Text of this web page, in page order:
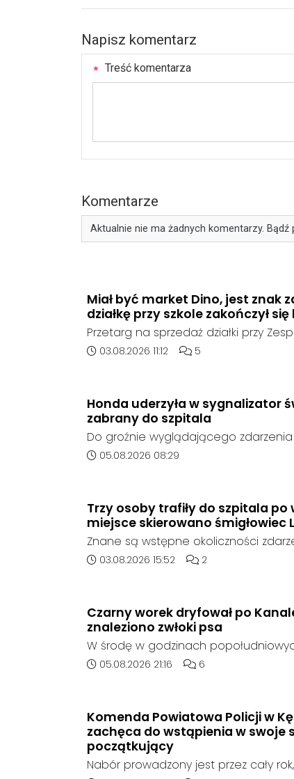
Napisz komentarz
Treść komentarza
Komentarze
Aktualnie nie ma żadnych komentarzy.
Miał być market Dino, jest znak
działkę przy szkole zakończył
Przetarg na sprzedaż działki przy
Ogólnokształcących w Kędzierzynie-
oferent.
Data dodania artykułu:
03.08.2026 11:12 Liczba komentarzy
5
Honda uderzyła w sygnalizator
zabrany do szpitala
Do groźnie wyglądającego
środę rano w Koźlu. Około godziny
Data dodania artykułu:
05.08.2026 08:29
Trzy osoby trafiły do szpitala po
miejsce skierowano śmigłowiec
Znane są wstępne okoliczności
którego doszło około godziny 14:30
Data dodania artykułu:
03.08.2026 15:52 Liczba komentarzy
2
Czarny worek dryfował po
znaleziono zwłoki psa
W środę w godzinach
zadysponowane nad Kanał Gliwicki
wzbudziła jej niepokój.
Data dodania artykułu:
05.08.2026 21:16 Liczba komentarzy
6
Komenda Powiatowa Policji w
zachęca do wstąpienia w swoje
początkujący
Nabór prowadzony jest przez cały